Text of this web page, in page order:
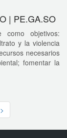
| PE.GA.SO
como objetivos:
y la violencia
necesarios
fomentar la